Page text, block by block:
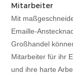
Mitarbeiter
Mit
Emaille-
Großhandel
Mitarbeiter für ihr
und ihre harte